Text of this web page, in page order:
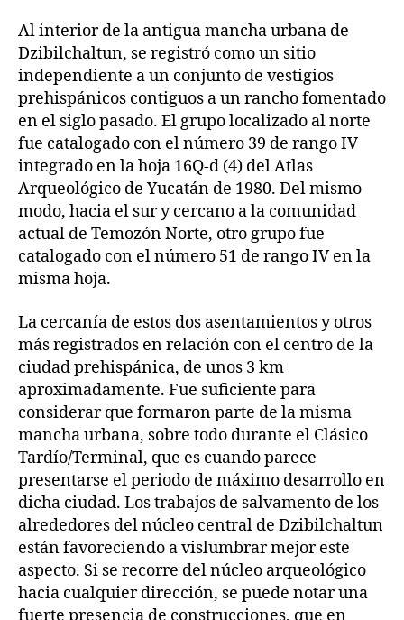
Al interior de la antigua mancha urbana de
Dzibilchaltun, se registró como un sitio
independiente a un conjunto de vestigios
prehispánicos contiguos a un rancho fomentado
en el siglo pasado. El grupo localizado al norte
fue catalogado con el número 39 de rango IV
integrado en la hoja 16Q-d (4) del Atlas
Arqueológico de Yucatán de 1980. Del mismo
modo, hacia el sur y cercano a la comunidad
actual de Temozón Norte, otro grupo fue
catalogado con el número 51 de rango IV en la
misma hoja.
La cercanía de estos dos asentamientos y otros
más registrados en relación con el centro de la
ciudad prehispánica, de unos 3 km
aproximadamente. Fue suficiente para
considerar que formaron parte de la misma
mancha urbana, sobre todo durante el Clásico
Tardío/Terminal, que es cuando parece
presentarse el periodo de máximo desarrollo en
dicha ciudad. Los trabajos de salvamento de los
alrededores del núcleo central de Dzibilchaltun
están favoreciendo a vislumbrar mejor este
aspecto. Si se recorre del núcleo arqueológico
hacia cualquier dirección, se puede notar una
fuerte presencia de construcciones, que en